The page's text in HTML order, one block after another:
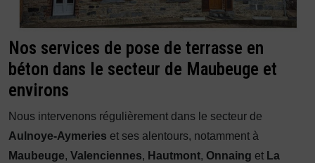
Nos services de pose de terrasse en
béton dans le secteur de Maubeuge et
environs
Nous intervenons régulièrement dans le secteur de
Aulnoye-Aymeries et ses alentours, notamment à
Maubeuge, Valenciennes, Hautmont, Onnaing et La